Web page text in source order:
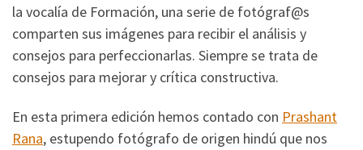
la vocalía de Formación, una serie de fotógraf@s
comparten sus imágenes para recibir el análisis y
consejos para perfeccionarlas. Siempre se trata de
consejos para mejorar y crítica constructiva.
En esta primera edición hemos contado con Prashant
Rana, estupendo fotógrafo de origen hindú que nos